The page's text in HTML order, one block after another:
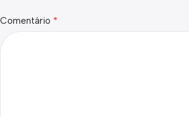
Comentário *